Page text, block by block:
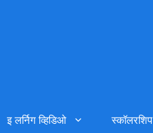
इ लर्निग व्हिडिओ स्कॉलरशिप